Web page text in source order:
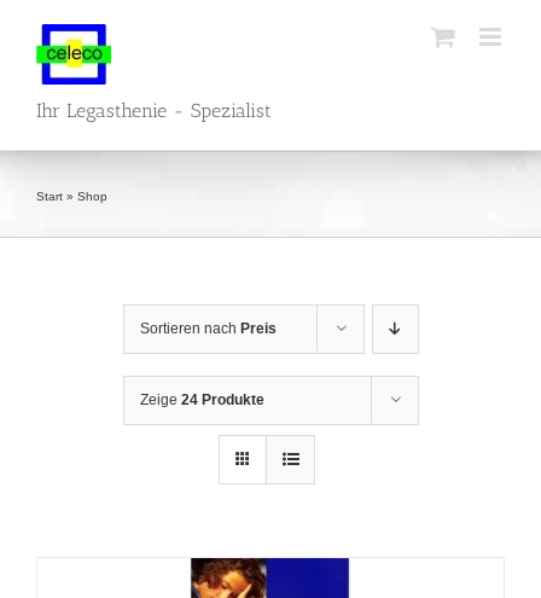
springen
Ihr Legasthenie - Spezialist
Start » Shop
Sortieren nach Preis
Zeige 24 Produkte